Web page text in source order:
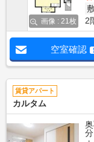
画像 : 21枚
2
空室確認
賃貸アパート
カルタム
分